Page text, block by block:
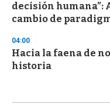
decisión humana”:
cambio de
04:00
Hacia la faena de
historia